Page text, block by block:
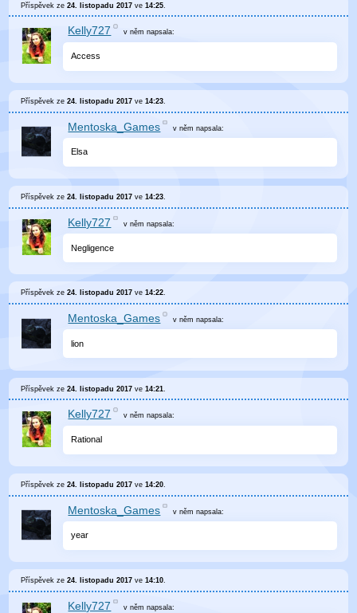
Příspěvek ze24. listopadu 2017 ve14:25
Kelly727 v němnapsala:
Access
Příspěvek ze24. listopadu 2017 ve14:23
Mentoska_Games v němnapsala:
Elsa
Příspěvek ze24. listopadu 2017 ve14:23.
Kelly727 v němnapsala:
Negligence
Příspěvek ze24. listopadu 2017 ve14:22.
Mentoska_Games v němnapsala:
lion
Příspěvek ze24. listopadu 2017 ve14:21
Kelly727 v němnapsala:
Rational
Příspěvek ze24. listopadu 2017 ve14:20
Mentoska_Games v němnapsala:
year
Příspěvek ze24. listopadu 2017 ve14:10.
Kelly727 v němnapsala: